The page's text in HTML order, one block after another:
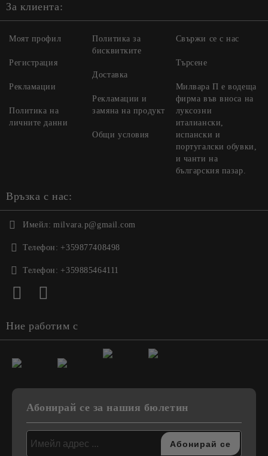
За клиента:
Моят профил
Регистрация
Рекламации
Политика на
личните данни
Политика за
бисквитките
Доставка
Рекламации и
замяна на продукт
Общи условия
Свържи се с нас
Търсене
Милвара П е водеща
фирма във вноса на
луксозни
италиански,
испански и
португалски обувки,
и чанти на
българския пазар.
Връзка с нас:
Имейл: milvara.p@gmail.com
Телефон: +359877408498
Телефон: +359885464111
Ние работим с
Абонирай се за нашия бюлетин